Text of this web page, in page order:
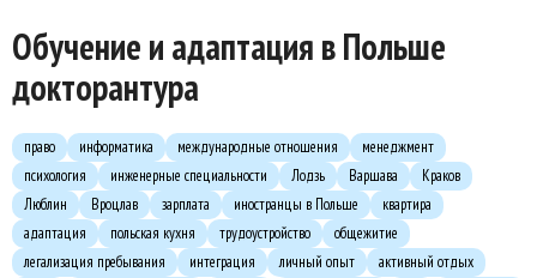
Обучение и адаптация в Польше
докторантура
право информатика международные отношения
менеджмент
психология
инженерные специальности Лодзь Варшава
Краков
Люблин
Вроцлав зарплата иностранцы в Польше
квартира
адаптация
польская кухня трудоустройство
общежитие
легализация пребывания
интеграция личный опыт
активный отдых